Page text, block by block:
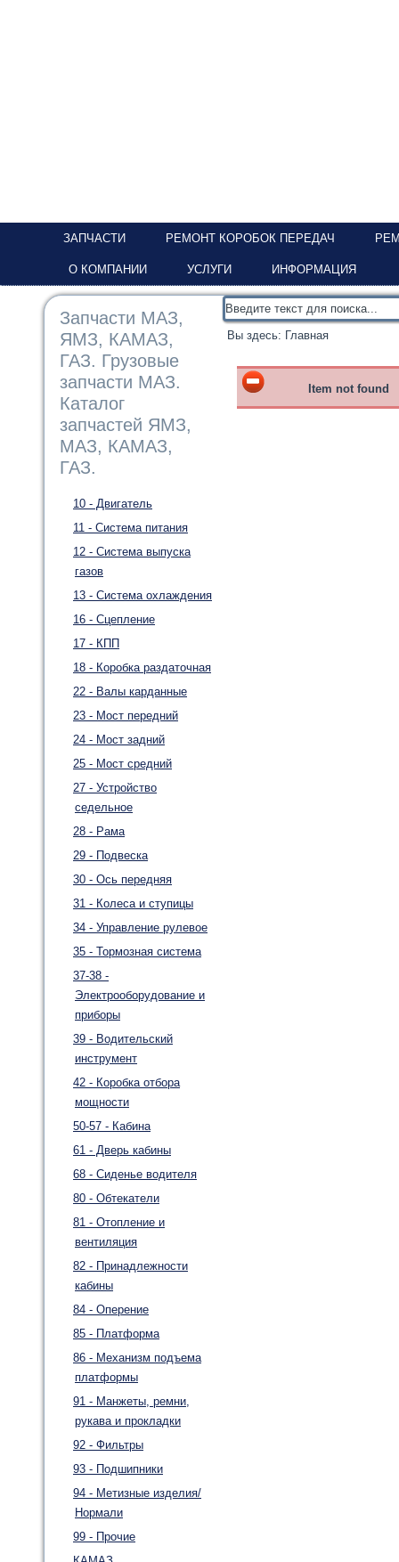
ЗАПЧАСТИ РЕМОНТ КОРОБОК ПЕРЕДАЧ
О КОМПАНИИ УСЛУГИ ИНФОРМАЦИЯ
Запчасти МАЗ,
ЯМЗ, КАМАЗ,
ГАЗ. Грузовые
запчасти МАЗ.
Каталог
запчастей ЯМЗ,
МАЗ, КАМАЗ,
ГАЗ.
10 - Двигатель
11 - Система питания
12 - Система выпуска
газов
13 - Система охлаждения
16 - Сцепление
17 - КПП
18 - Коробка раздаточная
22 - Валы карданные
23 - Мост передний
24 - Мост задний
25 - Мост средний
27 - Устройство
седельное
28 - Рама
29 - Подвеска
30 - Ось передняя
31 - Колеса и ступицы
34 - Управление рулевое
35 - Тормозная система
37-38 -
Электрооборудование и
приборы
39 - Водительский
инструмент
42 - Коробка отбора
мощности
50-57 - Кабина
61 - Дверь кабины
68 - Сиденье водителя
80 - Обтекатели
81 - Отопление и
вентиляция
82 - Принадлежности
кабины
84 - Оперение
85 - Платформа
86 - Механизм подъема
платформы
91 - Манжеты, ремни,
рукава и прокладки
92 - Фильтры
93 - Подшипники
94 - Метизные изделия/
Нормали
99 - Прочие
Вы здесь: Главная
Item not found